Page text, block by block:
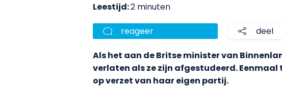
Leestijd:2 minuten
reageer deel
Als het aan de Britse minister van
verlaten als ze zijn afgestudeerd.
op verzet van haar eigen partij.